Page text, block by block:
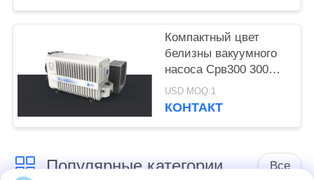
Компактный цвет
белизны вакуумного
насоса Срв300 300
М3/Х лопасти
одиночного этапа
USD MOQ:1
КОНТАКТ
Популярные категории Все